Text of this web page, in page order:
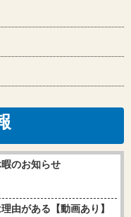
暇のお知らせ
由がある【動画あり】